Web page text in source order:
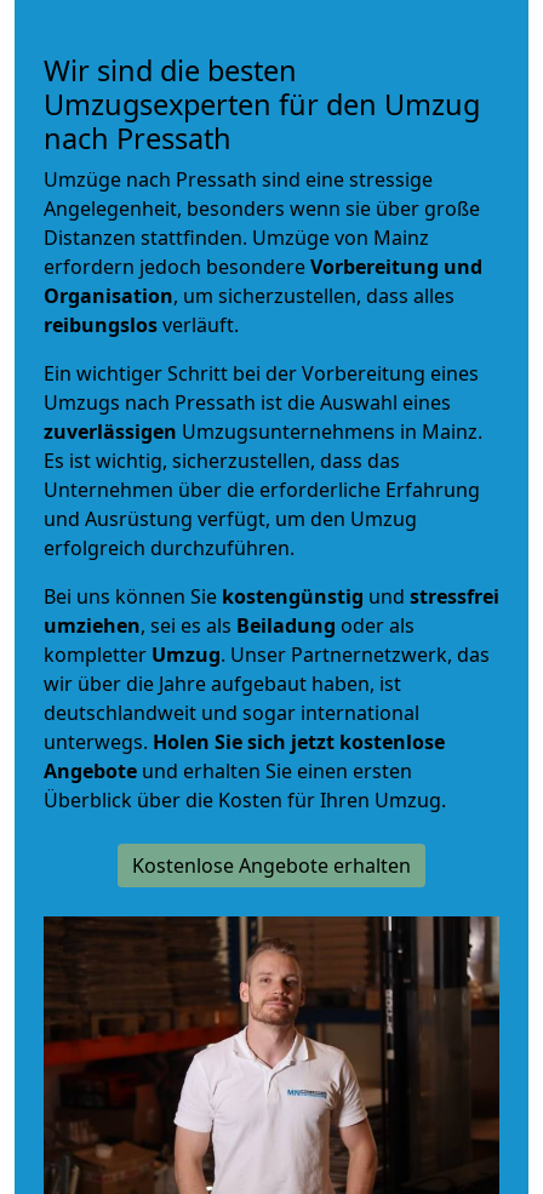
Wir sind die besten
Umzugsexperten für den Umzug
nach Pressath
Umzüge nach Pressath sind eine stressige
Angelegenheit, besonders wenn sie über große
Distanzen stattfinden. Umzüge von Mainz
erfordern jedoch besondereVorbereitung und
Organisation, um sicherzustellen, dass alles
reibungslosverläuft.
Ein wichtiger Schritt bei der Vorbereitung eines
Umzugs nach Pressath ist die Auswahl eines
zuverlässigen Umzugsunternehmens in Mainz.
Es ist wichtig, sicherzustellen, dass das
Unternehmen über die erforderliche Erfahrung
und Ausrüstung verfügt, um den Umzug
erfolgreich durchzuführen.
Bei uns können Sie kostengünstig und stressfrei
umziehen, sei es als Beiladung oder als
kompletter Umzug. Unser Partnernetzwerk, das
wir über die Jahre aufgebaut haben, ist
deutschlandweit und sogar international
unterwegs. Holen Sie sich jetzt kostenlose
Angebote und erhalten Sie einen ersten
Überblick über die Kosten für Ihren Umzug.
Kostenlose Angebote erhalten